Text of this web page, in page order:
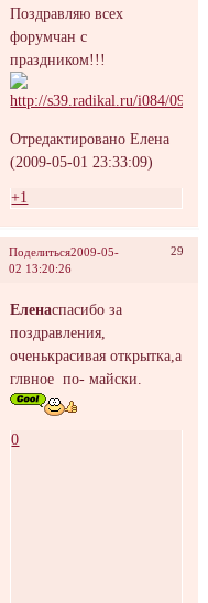
Поздравляю всех
форумчан с
праздником!!!
Отредактировано Елена
(2009-05-01 23:33:09)
+1
Поделиться 29
2009-05-
02 13:20:26
Еленаспасибо за
поздравления,
оченькрасивая открытка,а
глвное по- майски.
0